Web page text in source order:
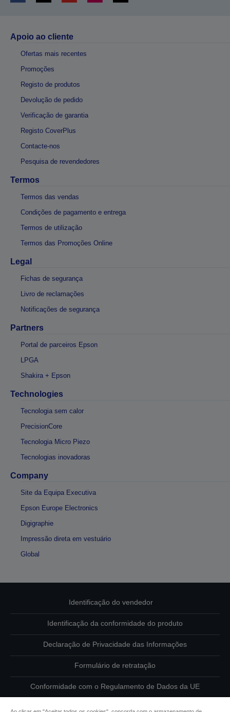
Apoio ao cliente
Ofertas mais recentes
Promoções
Registo de produtos
Devolução de pedido
Verificação de garantia
Registo CoverPlus
Contacte-nos
Pesquisa de revendedores
Termos
Termos das vendas
Condições de pagamento e entrega
Termos de utilização
Termos das Promoções Online
Legal
Fichas de segurança
Livro de reclamações
Notificações de segurança
Partners
Portal de parceiros Epson
LPGA
Shakira + Epson
Technologies
Tecnologia sem calor
PrecisionCore
Tecnologia Micro Piezo
Tecnologias inovadoras
Company
Site da Equipa Executiva
Epson Europe Electronics
Digigraphie
Impressão direta em vestuário
Global
Identificação do vendedor
Identificação da conformidade do produto
Declaração de Privacidade das Informações
Formulário de retratação
Conformidade com o Regulamento de Dados da UE